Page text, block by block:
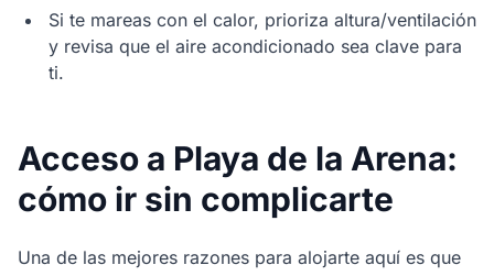
Si te mareas con el calor, prioriza altura/ventilación
y revisa que el aire acondicionado sea clave para
ti.
Acceso a Playa de la Arena:
cómo ir sin complicarte
Una de las mejores razones para alojarte aquí es que